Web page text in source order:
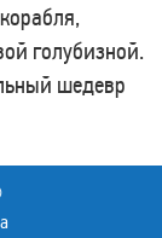
голубизной.
шедевр